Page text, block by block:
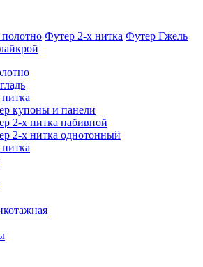
Футер 2-х нитка Футер Гжель
купоны и панели
2-х нитка набивной
2-х нитка однотонный